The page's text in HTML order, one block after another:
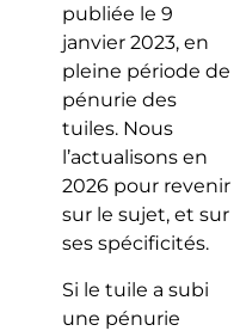
publiée le 9
janvier 2023, en
pleine période de
pénurie des
tuiles. Nous
l’actualisons en
2026 pour revenir
sur le sujet, et sur
ses spécificités.
Si le tuile a subi
une pénurie